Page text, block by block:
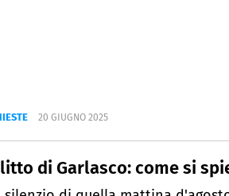
20 GIUGNO 2025
di Garlasco: come si